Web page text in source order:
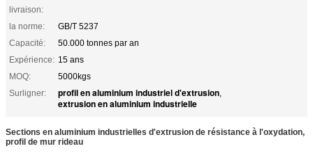
livraison:
la norme:
GB/T 5237
Capacité:
50.000 tonnes par an
Expérience: 15 ans
MOQ:
5000kgs
Surligner:
profil en aluminium industriel d'extrusion,
extrusion en aluminium industrielle
Sections en aluminium industrielles d'extrusion de résistance à l'oxydation,
profil de mur rideau